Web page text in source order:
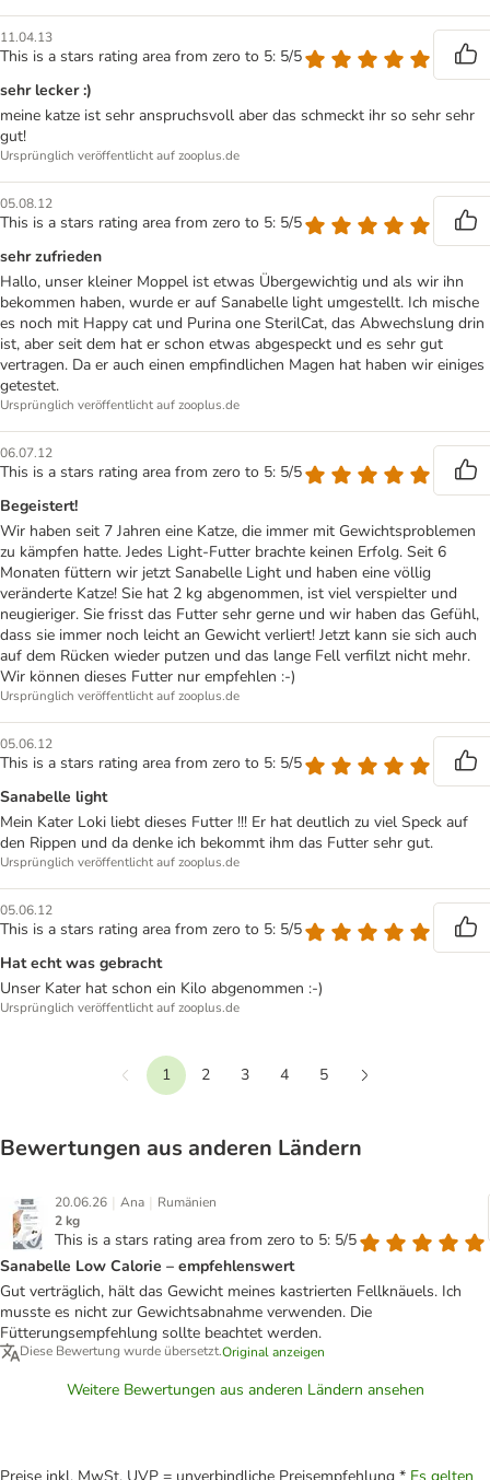
11.04.13
This is a stars rating area from zero to 5: 5/5
sehr lecker :)
meine katze ist sehr anspruchsvoll aber das schmeckt ihr so sehr sehr
gut!
Ursprünglich veröffentlicht auf zooplus.de
05.08.12
This is a stars rating area from zero to 5: 5/5
sehr zufrieden
Hallo, unser kleiner Moppel ist etwas Übergewichtig und als wir ihn
bekommen haben, wurde er auf Sanabelle light umgestellt. Ich mische
es noch mit Happy cat und Purina one SterilCat, das Abwechslung drin
ist, aber seit dem hat er schon etwas abgespeckt und es sehr gut
vertragen. Da er auch einen empfindlichen Magen hat haben wir einiges
getestet.
Ursprünglich veröffentlicht auf zooplus.de
06.07.12
This is a stars rating area from zero to 5: 5/5
Begeistert!
Wir haben seit 7 Jahren eine Katze, die immer mit Gewichtsproblemen
zu kämpfen hatte. Jedes Light-Futter brachte keinen Erfolg. Seit 6
Monaten füttern wir jetzt Sanabelle Light und haben eine völlig
veränderte Katze! Sie hat 2 kg abgenommen, ist viel verspielter und
neugieriger. Sie frisst das Futter sehr gerne und wir haben das Gefühl,
dass sie immer noch leicht an Gewicht verliert! Jetzt kann sie sich auch
auf dem Rücken wieder putzen und das lange Fell verfilzt nicht mehr.
Wir können dieses Futter nur empfehlen :-)
Ursprünglich veröffentlicht auf zooplus.de
05.06.12
This is a stars rating area from zero to 5: 5/5
Sanabelle light
Mein Kater Loki liebt dieses Futter !!! Er hat deutlich zu viel Speck auf
den Rippen und da denke ich bekommt ihm das Futter sehr gut.
Ursprünglich veröffentlicht auf zooplus.de
05.06.12
This is a stars rating area from zero to 5: 5/5
Hat echt was gebracht
Unser Kater hat schon ein Kilo abgenommen :-)
Ursprünglich veröffentlicht auf zooplus.de
Vorherige
1 2 3 4
5
Bewertungen aus anderen Ländern
20.06.26 | Ana | Rumänien
2 kg
This is a stars rating area from zero to 5: 5/5
Sanabelle Low Calorie – empfehlenswert
Gut verträglich, hält das Gewicht meines kastrierten Fellknäuels. Ich
musste es nicht zur Gewichtsabnahme verwenden. Die
Fütterungsempfehlung sollte beachtet werden.
Diese Bewertung wurde übersetzt.Original anzeigen
Weitere Bewertungen aus anderen Ländern ansehen